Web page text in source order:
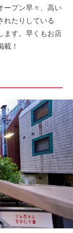
ープン早々、高い
れたりしている
ます。早くもお店
！